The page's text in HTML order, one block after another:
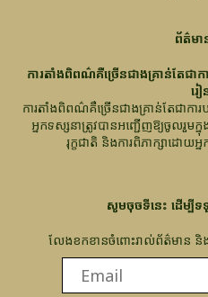
ព័ត៌មា
ការតាំងពិពណ៌គឺច្រើនជាងគ្រាន់តែជាក
រៀ
ការតាំងពិពណ៌គឺច្រើនជាងគ្រាន់តែជាការ
អ្នកទស្សនាត្រូវបានអញ្ជើញឱ្យចូលរួមក្
រុក្ខជាតិ និងការពិភាក្សាដោយអ្
សូមចុចទីនេះ ដើម្បីទ
លែងខកខានចំពោះរាល់ព័ត៌មាន និងក